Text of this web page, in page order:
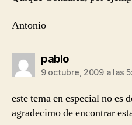
Antonio
pablodice:
9 octubre, 2009 a las
este tema en especial no es
agradecimo de encontrar